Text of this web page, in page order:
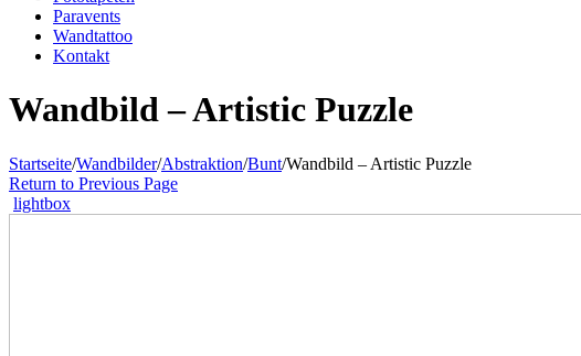
Paravents
Wandtattoo
Kontakt
Wandbild – Artistic Puzzle
Startseite/Wandbilder/Abstraktion/Bunt/Wandbild – Artistic Puzzle
Return to Previous Page
lightbox